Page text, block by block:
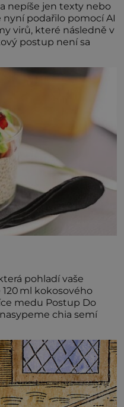
nepíše jen texty nebo
podařilo pomocí AI
virů, které následně v
postup není sa
pohladí vaše
Postup Do
chia semí